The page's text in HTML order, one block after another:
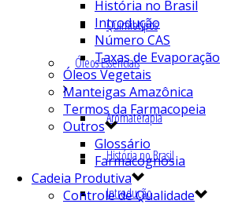
Quimiotipos
Óleos Essenciais
Aromaterapia
História no Brasil
Introdução
História no Brasil
Introdução
Número CAS
Taxas de Evaporação
Óleos Vegetais
Manteigas Amazônica
Termos da Farmacopeia
Outros
Glossário
Farmacognosia
Cadeia Produtiva
Controle de Qualidade